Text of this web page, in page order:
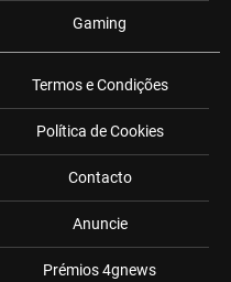
Gaming
Termos e Condições
Política de Cookies
Contacto
Anuncie
Prémios 4gnews